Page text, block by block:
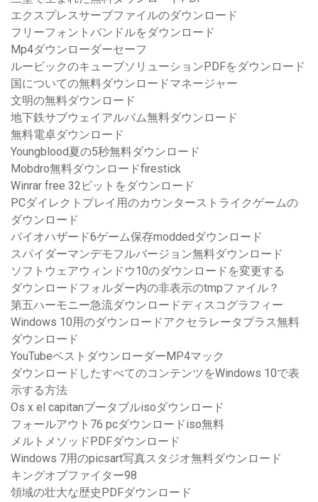
エクスプレスサーブファイルのダウンロード
フリーフォントバンドルをダウンロード
Mp4ダウンローダーセーフ
ルービックのキューブソリューションPDFをダウンロード
国についての無料ダウンロードマネージャー
文明の無料ダウンロード
地下鉄サブウェイアルバム無料ダウンロード
無料電卓ダウンロード
Youngblood夏の5秒無料ダウンロード
Mobdro無料ダウンロードfirestick
Winrar free 32ビットをダウンロード
PCダイレクトプレイ用のカウンターストライクゲームの
ダウンロード
バイオハザード6ゲーム保存moddedダウンロード
スパイダーマンデモフルバージョン無料ダウンロード
ソフトウェアウィンドウ10のダウンロードを変更する
ダウンロードフォルダー内の非表示のtmpファイル？
第五ハーモニー急流ダウンロードディスコグラフィー
Windows 10用のダウンロードアクセラレータプラス無料
ダウンロード
YouTubeベストダウンローダーMP4マック
ダウンロードしたすべてのコンテンツをWindows 10で表
示する方法
Os x el capitanブータブルisoダウンロード
フォールアウト76 pcダウンロードiso無料
メルトメソッドPDFダウンロード
Windows 7用のpicsart写真スタジオ無料ダウンロード
キングオブファイター98
領域の壮大な歴史PDFダウンロード